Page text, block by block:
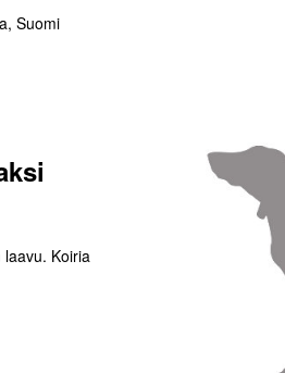
Suomi
Koiria